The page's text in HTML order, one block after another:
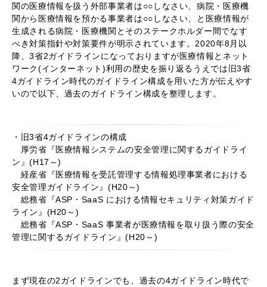
関の医療情報を扱う外部事業者は○○しなさい、病院・医療機
関から医療情報を預かる事業者は○○しなさい、と医療情報が
生成される病院・医療機関とそのステークホルダー間でなす
べき対策指針や対策要件が明示されています。2020年8月以
降、3省2ガイドラインになっておりますが医療情報とネット
ワーク(インターネット)利用の歴史を振り返るうえでは旧3省
4ガイドライン時代のガイドライン構成を用いた方が伝えやす
いので以下、過去のガイドライン構成を整理します。
・旧3省4ガイドラインの構成
厚労省『医療情報システムの安全管理に関するガイドライ
ン』(H17～)
経産省『医療情報を受託管理する情報処理事業者における
安全管理ガイドライン』(H20～)
総務省『ASP・SaaS における情報セキュリティ対策ガイド
ライン』(H20～)
総務省『ASP・SaaS 事業者が医療情報を取り扱う際の安全
管理に関するガイドライン』(H20～)
まず現在の2ガイドラインでも、過去の4ガイドライン時代で